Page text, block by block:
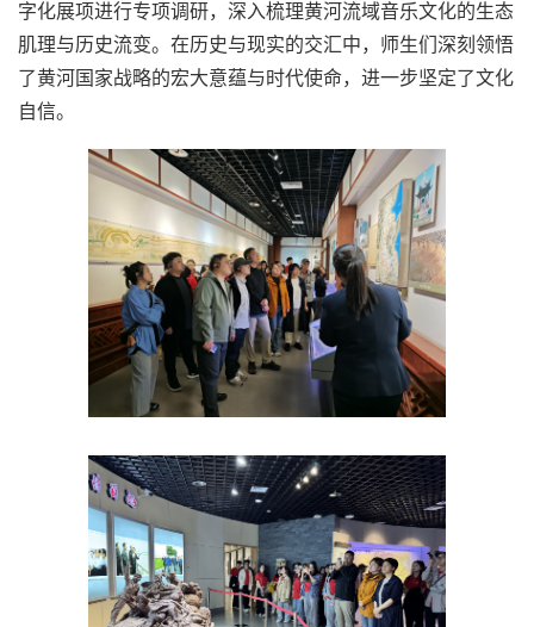
字化展项进行专项调研，深入梳理黄河流域音乐文化的生态
肌理与历史流变。在历史与现实的交汇中，师生们深刻领悟
了黄河国家战略的宏大意蕴与时代使命，进一步坚定了文化
自信。